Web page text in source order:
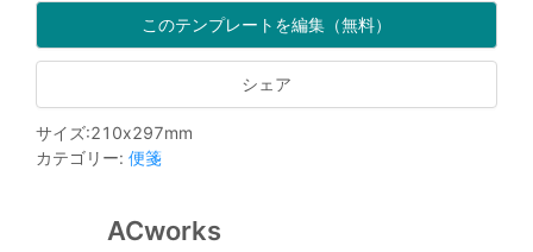
このテンプレートを編集（無料）
シェア
サイズ:210x297mm
カテゴリー: 便箋
ACworks